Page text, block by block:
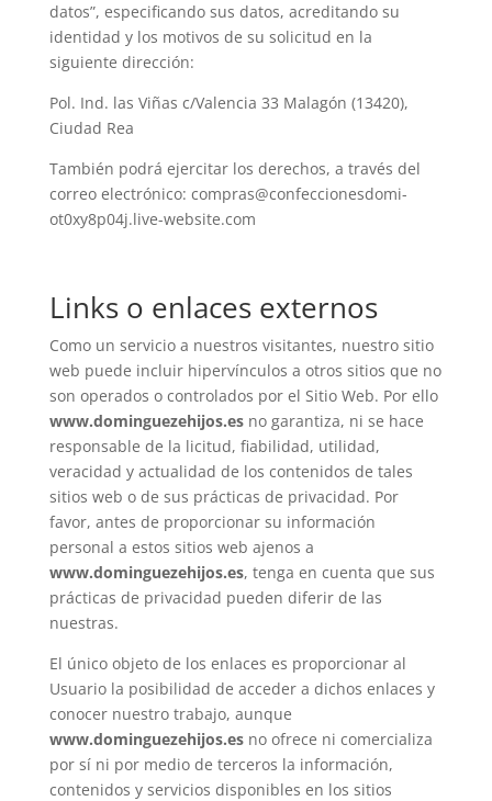
datos”, especificando sus datos, acreditando su
identidad y los motivos de su solicitud en la
siguiente dirección:
Pol. Ind. las Viñas c/Valencia 33 Malagón (13420),
Ciudad Rea
También podrá ejercitar los derechos, a través del
correo electrónico: compras@confeccionesdomi-
ot0xy8p04j.live-website.com
Links o enlaces externos
Como un servicio a nuestros visitantes, nuestro sitio
web puede incluir hipervínculos a otros sitios que no
son operados o controlados por el Sitio Web. Por ello
www.dominguezehijos.esno garantiza, ni se hace
responsable de la licitud, fiabilidad, utilidad,
veracidad y actualidad de los contenidos de tales
sitios web o de sus prácticas de privacidad. Por
favor, antes de proporcionar su información
personal a estos sitios web ajenos a
www.dominguezehijos.es, tenga en cuenta que sus
prácticas de privacidad pueden diferir de las
nuestras.
El único objeto de los enlaces es proporcionar al
Usuario la posibilidad de acceder a dichos enlaces y
conocer nuestro trabajo, aunque
www.dominguezehijos.esno ofrece ni comercializa
por sí ni por medio de terceros la información,
contenidos y servicios disponibles en los sitios